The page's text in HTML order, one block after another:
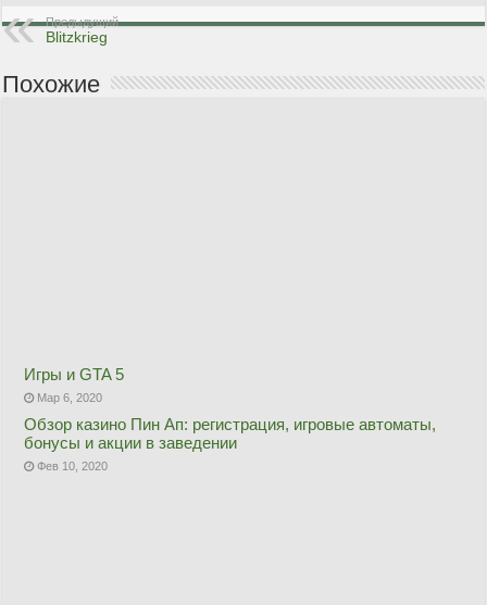
Предыдущий
Blitzkrieg
Похожие
Игры и GTA 5
Мар 6, 2020
Обзор казино Пин Ап: регистрация, игровые автоматы,
бонусы и акции в заведении
Фев 10, 2020